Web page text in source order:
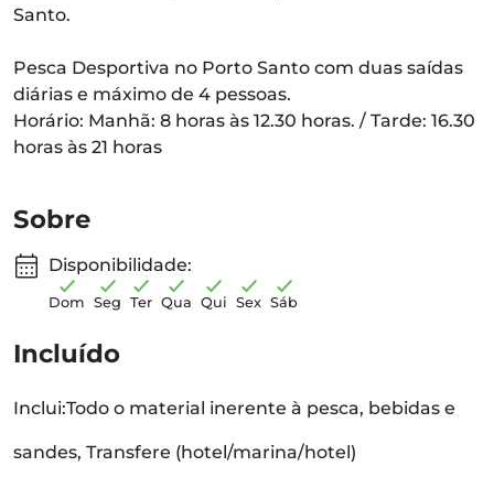
Santo.
Pesca Desportiva no Porto Santo com duas saídas
diárias e máximo de 4 pessoas.
Horário: Manhã: 8 horas às 12.30 horas. / Tarde: 16.30
horas às 21 horas
Sobre
Disponibilidade:
Dom Seg Ter Qua Qui Sex Sáb
Incluído
Inclui:Todo o material inerente à pesca, bebidas e
sandes, Transfere (hotel/marina/hotel)